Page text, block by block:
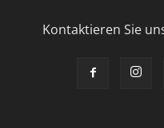
Kontaktieren Sie